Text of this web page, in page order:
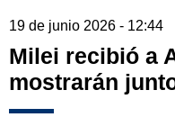
19 de junio 2026 - 12:44
Milei recibió a
mostrarán